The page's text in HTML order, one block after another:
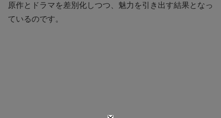
原作とドラマを差別化しつつ、魅力を引き出す結果となっ
ているのです。